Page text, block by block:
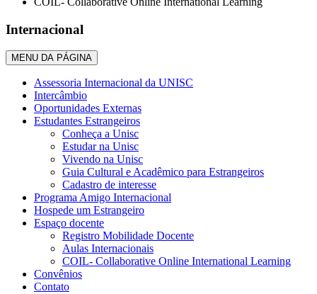
Internacional
MENU DA PÁGINA
Assessoria Internacional da UNISC
Intercâmbio
Oportunidades Externas
Estudantes Estrangeiros
Conheça a Unisc
Estudar na Unisc
Vivendo na Unisc
Guia Cultural e Acadêmico para Estrangeiros
Cadastro de interesse
Programa Amigo Internacional
Hospede um Estrangeiro
Espaço docente
Registro Mobilidade Docente
Aulas Internacionais
COIL- Collaborative Online International Learning
Convênios
Contato